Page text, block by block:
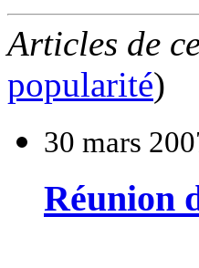
Articles de
popularité)
30 mars
Réunion